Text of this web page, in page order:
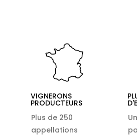
VIGNERONS
PRODUCTEURS
Plus de 250
appellations